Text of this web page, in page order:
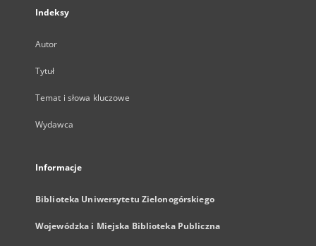
Indeksy
Autor
Tytuł
Temat i słowa kluczowe
Wydawca
Informacje
Biblioteka Uniwersytetu Zielonogórskiego
Wojewódzka i Miejska Biblioteka Publiczna